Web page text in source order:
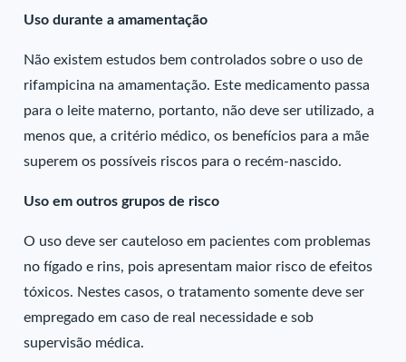
Uso durante a amamentação
Não existem estudos bem controlados sobre o uso de
rifampicina na amamentação. Este medicamento passa
para o leite materno, portanto, não deve ser utilizado, a
menos que, a critério médico, os benefícios para a mãe
superem os possíveis riscos para o recém-nascido.
Uso em outros grupos de risco
O uso deve ser cauteloso em pacientes com problemas
no fígado e rins, pois apresentam maior risco de efeitos
tóxicos. Nestes casos, o tratamento somente deve ser
empregado em caso de real necessidade e sob
supervisão médica.